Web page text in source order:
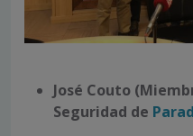
José Couto
Seguridad de